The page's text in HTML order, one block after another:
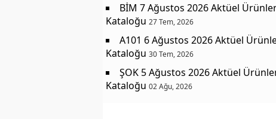
BİM 7 Ağustos 2026 Aktüel
Kataloğu 27 Tem, 2026
A101 6 Ağustos 2026 Aktüel
Kataloğu 30 Tem, 2026
ŞOK 5 Ağustos 2026 Aktüel
Kataloğu 02 Ağu, 2026